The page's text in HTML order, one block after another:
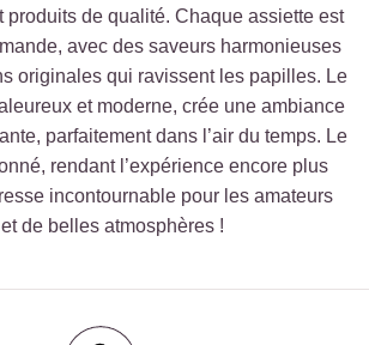
produits de qualité. Chaque assiette est
avec des saveurs harmonieuses
originales qui ravissent les papilles. Le
et moderne, crée une ambiance
parfaitement dans l’air du temps. Le
rendant l’expérience encore plus
incontournable pour les amateurs
de belles atmosphères !